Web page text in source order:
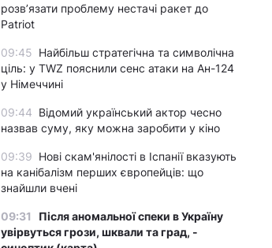
розвʼязати проблему нестачі ракет до
Patriot
09:45 Найбільш стратегічна та символічна
ціль: у TWZ пояснили сенс атаки на Ан-124
у Німеччині
09:44 Відомий український актор чесно
назвав суму, яку можна заробити у кіно
09:39 Нові скам'янілості в Іспанії вказують
на канібалізм перших європейців: що
знайшли вчені
09:31
Після аномальної спеки в Україну
увірвуться грози, шквали та град, -